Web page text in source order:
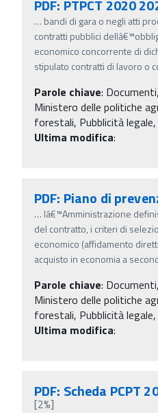
PDF: PTPCT 2020
… bandi di gara o negli atti
contratti pubblici
economico concorrente di
stipulato contratti di lavoro o
Parole chiave:
Ministero delle politiche
forestali, Pubblicità
Ultima modifica:
PDF: Piano di
… lâ€™Amministrazione
del contratto, i criteri di
economico (affidamento
acquisto in economia a
Parole chiave:
Ministero delle politiche
forestali, Pubblicità
Ultima modifica:
PDF: Scheda PCPT
[2%]